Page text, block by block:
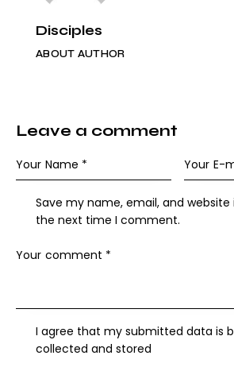
Disciples
ABOUT AUTHOR
Leave a comment
Save my name, email, and
the next time I comment.
I agree that my submitted data is
collected and stored